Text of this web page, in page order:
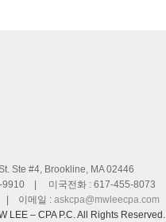
Ste #4, Brookline, MA 02446
9910 | 미국전화 : 617-455-8073
| 이메일 : askcpa@mwleecpa.com
LEE – CPA P.C. All Rights Reserved.